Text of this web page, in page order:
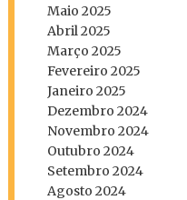
Maio 2025
Abril 2025
Março 2025
Fevereiro 2025
Janeiro 2025
Dezembro 2024
Novembro 2024
Outubro 2024
Setembro 2024
Agosto 2024